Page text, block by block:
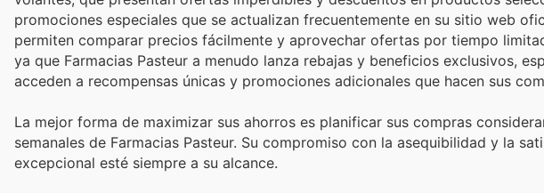
promociones especiales que se actualizan frecuentemente en su sitio web
permiten comparar precios fácilmente y aprovechar ofertas por tiempo
ya que Farmacias Pasteur a menudo lanza rebajas y beneficios exclusivos,
acceden a recompensas únicas y promociones adicionales que hacen sus
La mejor forma de maximizar sus ahorros es planificar sus compras
semanales de Farmacias Pasteur. Su compromiso con la asequibilidad y la
excepcional esté siempre a su alcance.